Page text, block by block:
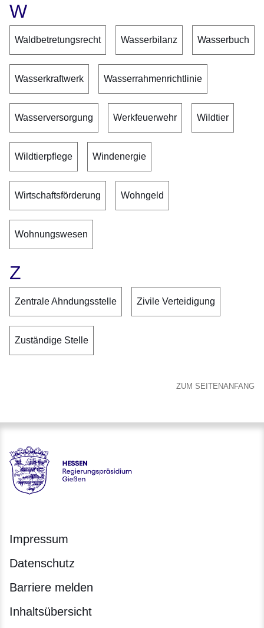
W
Waldbetretungsrecht Wasserbilanz Wasserbuch
Wasserkraftwerk Wasserrahmenrichtlinie
Wasserversorgung Werkfeuerwehr Wildtier
Wildtierpflege Windenergie
Wirtschaftsförderung Wohngeld
Wohnungswesen
Z
Zentrale Ahndungsstelle Zivile Verteidigung
Zuständige Stelle
ZUM SEITENANFANG
Hessen - Regierungspräsidium Gießen
Impressum
Datenschutz
Barriere melden
Inhaltsübersicht